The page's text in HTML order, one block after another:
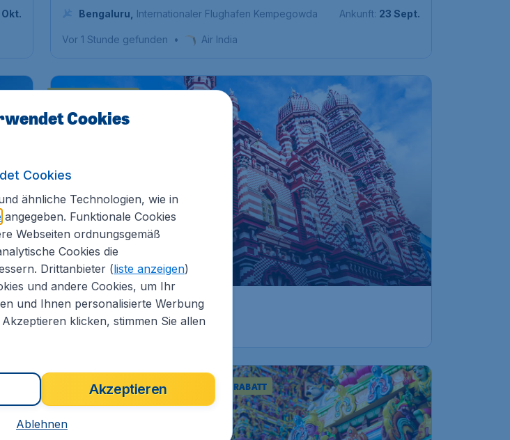
Bengaluru
Internationaler Flughafen Kempegowda
Ankunft: 23 Sept.
Vor 1 Stunde gefunden • Air India
€
* Colombo €
635*
ab
Frankfurt, Flughafen Frankfurt
Colombo, Internationaler Flughafen Bandaranaike
Abflug: 21 Sept.
Vor 1 Stunde gefunden • Air India
BIS ZU 10% RABATT
Cookies
Cookies
ähnliche Technologien, wie in
angegeben. Funktionale Cookies
Webseiten ordnungsgemäß
Cookies die
Drittanbieter (liste anzeigen)
und andere Cookies, um Ihr
und Ihnen personalisierte Werbung
klicken, stimmen Sie allen
Akzeptieren
Ablehnen